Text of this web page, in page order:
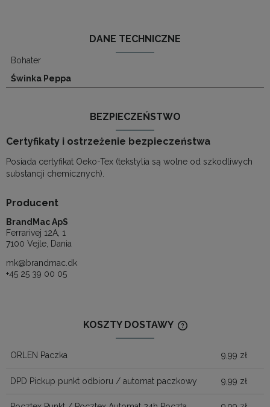
DANE TECHNICZNE
Bohater
Świnka Peppa
BEZPIECZEŃSTWO
Certyfikaty i ostrzeżenie bezpieczeństwa
Posiada certyfikat Oeko-Tex (tekstylia są wolne od szkodliwych
substancji chemicznych).
Producent
BrandMac ApS
Ferrarivej 12A, 1
7100 Vejle, Dania
mk@brandmac.dk
+45 25 39 00 05
KOSZTY DOSTAWY
ORLEN Paczka 9,99 zł
DPD Pickup punkt odbioru / automat paczkowy 9,99 zł